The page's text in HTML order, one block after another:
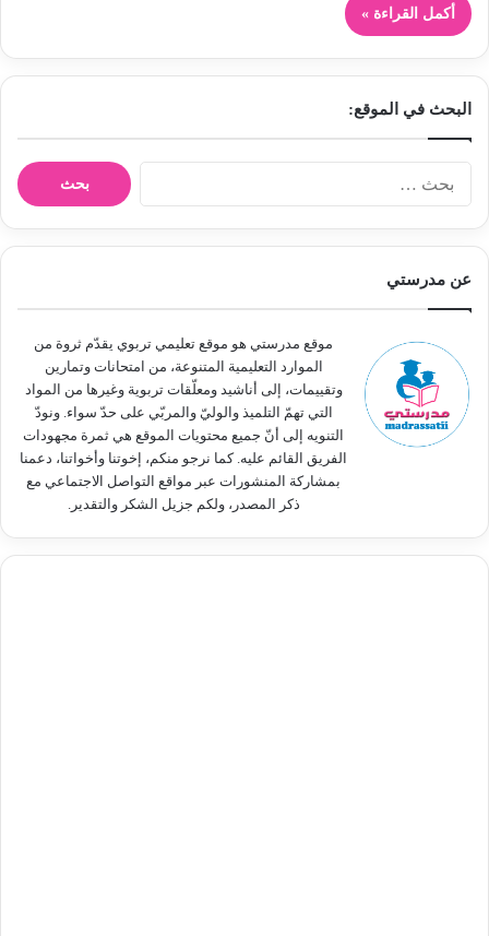
أكمل القراءة »
البحث في الموقع:
ن
عن مدرستي
موقع مدرستي هو موقع تعليمي تربوي يقدّم ثروة من
الموارد التعليمية المتنوعة، من امتحانات وتمارين
وتقييمات، إلى أناشيد ومعلّقات تربوية وغيرها من المواد
التي تهمّ التلميذ والوليّ والمربّي على حدّ سواء. ونودّ
التنويه إلى أنّ جميع محتويات الموقع هي ثمرة مجهودات
الفريق القائم عليه. كما نرجو منكم، إخوتنا وأخواتنا، دعمنا
بمشاركة المنشورات عبر مواقع التواصل الاجتماعي مع
ذكر المصدر، ولكم جزيل الشكر والتقدير.